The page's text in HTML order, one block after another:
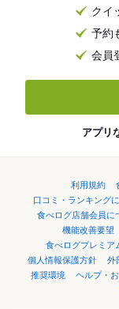
クイ
予約
会員
アプリ
利用規約
口コミ・ランキング
食べログ店舗会員に
機能改善要望
食べログプレミア
個人情報保護方針
外
推奨環境
ヘルプ・